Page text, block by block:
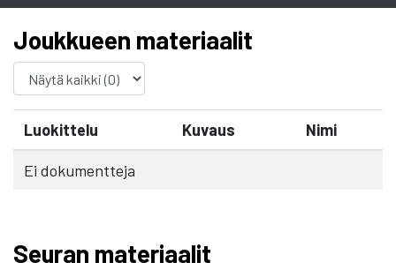
Joukkueen materiaalit
Luokittelu Kuvaus Nimi
Ei dokumentteja
Seuran materiaalit